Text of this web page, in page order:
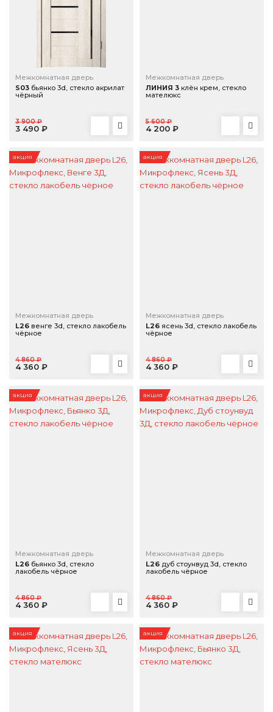
Межкомнатная дверь
S03 бьянко 3d, стекло акрилат
чёрный
3 490 ₽
3 900 ₽
Межкомнатная дверь
ЛИНИЯ 3 клён крем, стекло
мателюкс
4 200 ₽
5 600 ₽
акция
Межкомнатная дверь
L26 венге 3d, стекло лакобель
чёрное
4 360 ₽
4 860 ₽
акция
Межкомнатная дверь
L26 ясень 3d, стекло лакобель
чёрное
4 360 ₽
4 860 ₽
акция
Межкомнатная дверь
L26 бьянко 3d, стекло
лакобель чёрное
4 360 ₽
4 860 ₽
акция
Межкомнатная дверь
L26 дуб стоунвуд 3d, стекло
лакобель чёрное
4 360 ₽
4 860 ₽
акция акция